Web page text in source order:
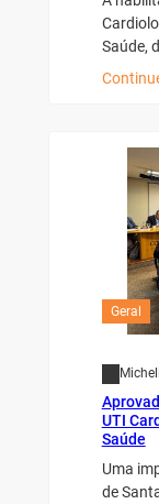
Saúde,
Geral
UTI
Saúde
Uma
de